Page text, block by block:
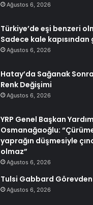
Ağustos 6, 2026
Türkiye’de eşi benzeri
Sadece kale
Ağustos 6, 2026
Hatay’da Sağanak
Renk Değişimi
Ağustos 6, 2026
YRP Genel Başkan
Osmanağaoğlu:
yaprağın düşmesiyle
olmaz”
Ağustos 6, 2026
Tulsi Gabbard Görevden
Ağustos 6, 2026